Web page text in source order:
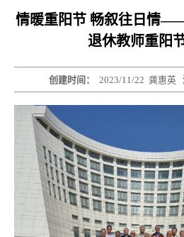
情暖重阳节 畅叙往日情
退休教师重阳
创建时间： 2023/11/22 龚惠英